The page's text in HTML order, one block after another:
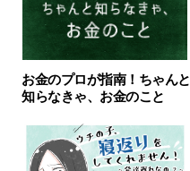
お金のプロが指南！ちゃんと
知らなきゃ、お金のこと